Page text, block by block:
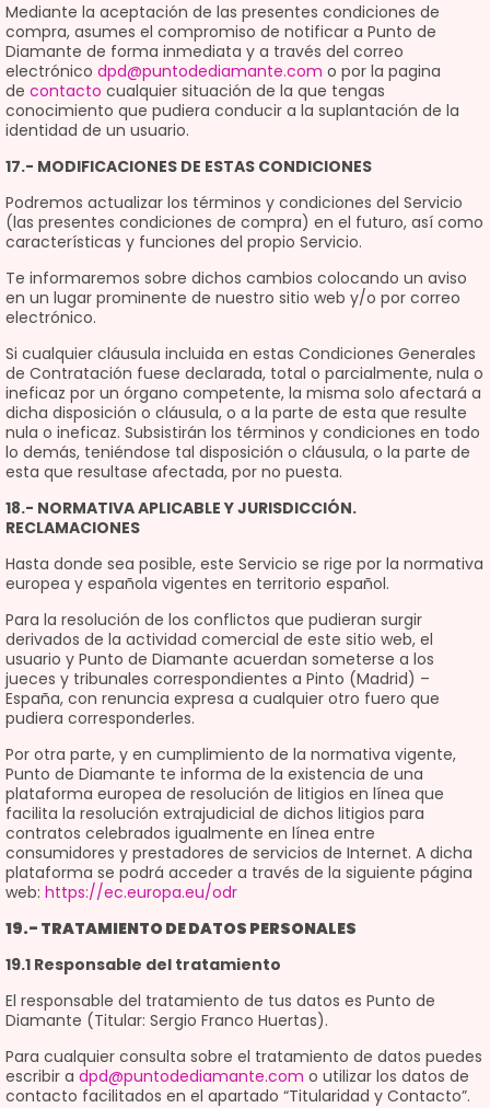
Mediante la aceptación de las presentes condiciones de
compra, asumes el compromiso de notificar a Punto de
Diamante de forma inmediata y a través del correo
electrónico dpd@puntodediamante.com o por la pagina
de contacto cualquier situación de la que tengas
conocimiento que pudiera conducir a la suplantación de la
identidad de un usuario.
17.- MODIFICACIONES DE ESTAS CONDICIONES
Podremos actualizar los términos y condiciones del Servicio
(las presentes condiciones de compra) en el futuro, así como
características y funciones del propio Servicio.
Te informaremos sobre dichos cambios colocando un aviso
en un lugar prominente de nuestro sitio web y/o por correo
electrónico.
Si cualquier cláusula incluida en estas Condiciones Generales
de Contratación fuese declarada, total o parcialmente, nula o
ineficaz por un órgano competente, la misma solo afectará a
dicha disposición o cláusula, o a la parte de esta que resulte
nula o ineficaz. Subsistirán los términos y condiciones en todo
lo demás, teniéndose tal disposición o cláusula, o la parte de
esta que resultase afectada, por no puesta.
18.- NORMATIVA APLICABLE Y JURISDICCIÓN.
RECLAMACIONES
Hasta donde sea posible, este Servicio se rige por la normativa
europea y española vigentes en territorio español.
Para la resolución de los conflictos que pudieran surgir
derivados de la actividad comercial de este sitio web, el
usuario y Punto de Diamante acuerdan someterse a los
jueces y tribunales correspondientes a Pinto (Madrid) –
España, con renuncia expresa a cualquier otro fuero que
pudiera corresponderles.
Por otra parte, y en cumplimiento de la normativa vigente,
Punto de Diamante te informa de la existencia de una
plataforma europea de resolución de litigios en línea que
facilita la resolución extrajudicial de dichos litigios para
contratos celebrados igualmente en línea entre
consumidores y prestadores de servicios de Internet. A dicha
plataforma se podrá acceder a través de la siguiente página
web: https://ec.europa.eu/odr
19.- TRATAMIENTO DE DATOS PERSONALES
19.1 Responsable del tratamiento
El responsable del tratamiento de tus datos es Punto de
Diamante (Titular: Sergio Franco Huertas).
Para cualquier consulta sobre el tratamiento de datos puedes
escribir a dpd@puntodediamante.com o utilizar los datos de
contacto facilitados en el apartado “Titularidad y Contacto”.